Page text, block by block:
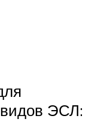
ЭСЛ: